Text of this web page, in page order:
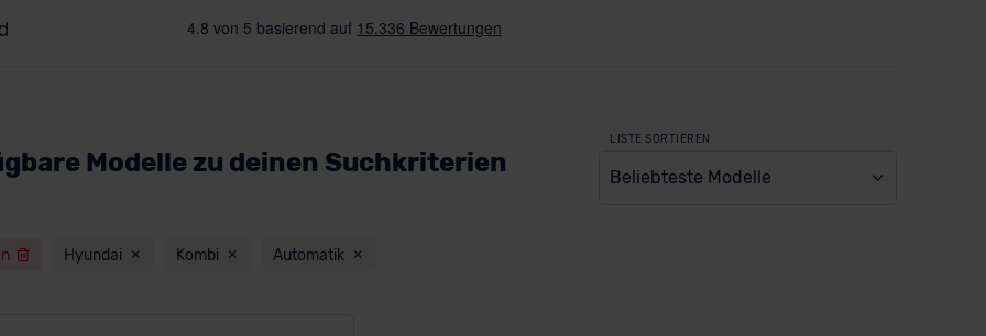
Modelle zu deinen Suchkriterien
LISTE SORTIEREN
Beliebteste Modelle
Hyundai Kombi Automatik